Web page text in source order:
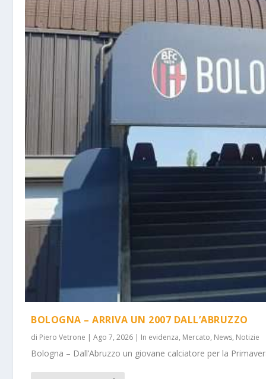
BOLOGNA – ARRIVA UN 2007 DALL’ABRUZZO
di Piero Vetrone |Ago 7, 2026 | In evidenza, Mercato, News, Notizie
Bologna – Dall’Abruzzo un giovane calciatore per la